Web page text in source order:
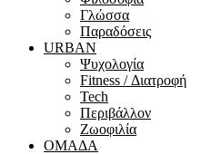
Γλώσσα
Παραδόσεις
URBAN
Ψυχολογία
Fitness / Διατροφή
Tech
Περιβάλλον
Ζωοφιλία
ΟΜΑΔΑ